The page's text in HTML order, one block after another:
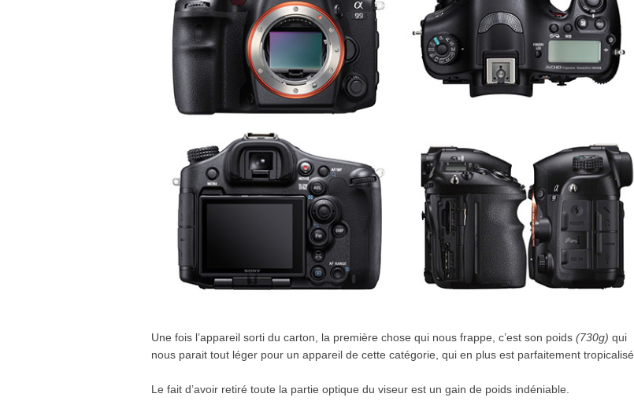
Une fois l’appareil sorti du carton, la première chose qui nous frappe, c’est son poids (730g) qui
nous parait tout léger pour un appareil de cette catégorie, qui en plus est parfaitement tropicalisé.
Le fait d’avoir retiré toute la partie optique du viseur est un gain de poids indéniable.